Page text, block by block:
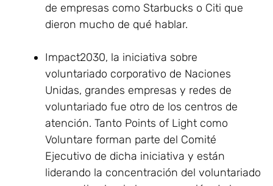
de empresas como Starbucks o Citi que
dieron mucho de qué hablar.
Impact2030, la iniciativa sobre
voluntariado corporativo de Naciones
Unidas, grandes empresas y redes de
voluntariado fue otro de los centros de
atención. Tanto Points of Light como
Voluntare forman parte del Comité
Ejecutivo de dicha iniciativa y están
liderando la concentración del voluntariado